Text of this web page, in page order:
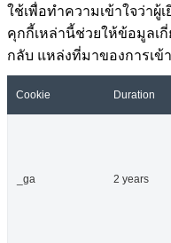
ใช้เพื่อทำความเข้าใจว่าผู้
คุกกี้เหล่านี้ช่วยให้ข้อมูลเ
กลับ แหล่งที่มาของการเข้
Cookie Duration
_ga 2 years